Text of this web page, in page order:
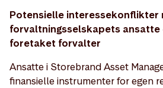
Potensielle interessekonflikter
forvaltningsselskapets ansatte
foretaket forvalter
Ansatte i Storebrand Asset
finansielle instrumenter for egen